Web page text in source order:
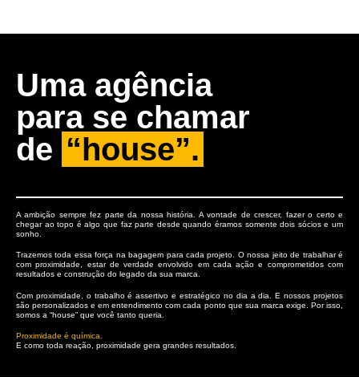
Uma agência
para se chamar
de “house”.
A ambição sempre fez parte da nossa história. A vontade de crescer, fazer o certo e
chegar ao topo é algo que faz parte desde quando éramos somente dois sócios e um
sonho.
Trazemos toda essa força na bagagem para cada projeto. O nossa jeito de trabalhar é
com proximidade, estar de verdade envolvido em cada ação e comprometidos com
resultados e construção do legado da sua marca.
Com proximidade, o trabalho é assertivo e estratégico no dia a dia. E nossos projetos
são personalizados e em entendimento com cada ponto que sua marca exige. Por isso,
somos a “house” que você tanto queria.
Proximidade é química.
E como toda reação, proximidade gera grandes resultados.